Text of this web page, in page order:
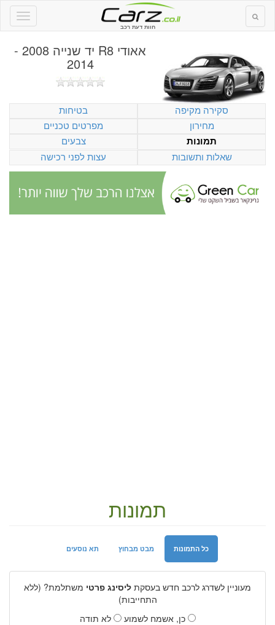
חוות דעת רכב
אאודי R8 יד שנייה 2008 -
2014
סקירה מקיפה
בטיחות
מחירון
מפרטים טכניים
תמונות
צבעים
שאלות ותשובות
עצות לפני רכישה
תמונות
תא נוסעים מבט מבחוץ כל התמונות
מעוניין לשדרג לרכב חדש בעסקת ליסינג פרטי משתלמת? (ללא
התחייבות)
כן, אשמח לשמוע
לא תודה